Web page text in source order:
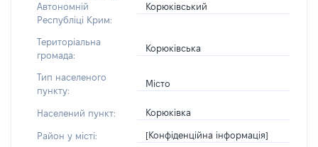
Автономній
Республіці Крим:
Корюківський
Територіальна
громада:
Корюківська
Тип населеного
пункту:
Місто
Населений пункт: Корюківка
Район у місті: [Конфіденційна інформація]